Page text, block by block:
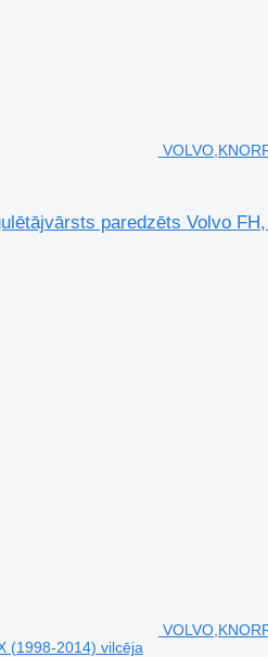
paredzēts Volvo
(1998-2014) vilcēja